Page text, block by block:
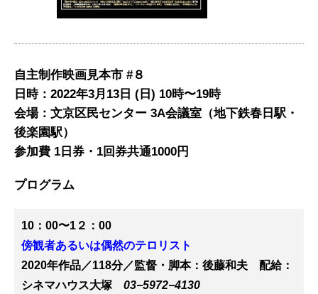
自主制作映画見本市 #８
日時： 2022年3月 13 日 ( 日 ) 10時〜19時
会場：文京区民センター 3A会議室 （地下鉄春日駅・
後楽園駅）
参加費 1 日券・1回券共通1000円
プログラム
10 ： 00〜1 ２ ： 00
傍観者あるいは偶然のテロリスト
2020年作品／118分／監督・脚本：後藤和夫
配給：
シネマハウス大塚
03−5972−4130